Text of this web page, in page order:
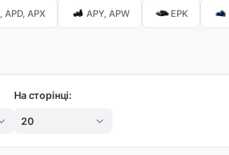
APD, APX APY, APW EPK
На сторінці:
20